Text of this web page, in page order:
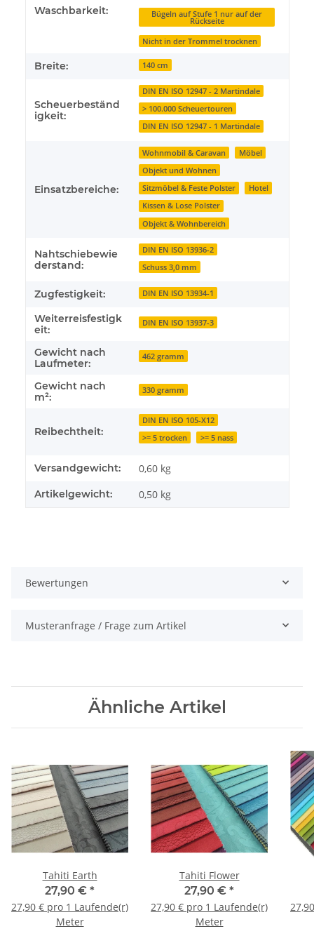
Waschbarkeit: Bügeln auf Stufe 1 nur auf der
Rückseite
Nicht in der Trommel trocknen
Breite: 140 cm
Scheuerbeständ
igkeit:
DIN EN ISO 12947 - 2 Martindale
> 100.000 Scheuertouren
DIN EN ISO 12947 - 1 Martindale
Einsatzbereiche:
Wohnmobil & Caravan
Möbel
Objekt und Wohnen
Sitzmöbel & Feste Polster
Hotel
Kissen & Lose Polster
Objekt & Wohnbereich
Nahtschiebewie
derstand:
DIN EN ISO 13936-2
Schuss 3,0 mm
Zugfestigkeit: DIN EN ISO 13934-1
Weiterreisfestigk
eit:
DIN EN ISO 13937-3
Gewicht nach
Laufmeter:
462 gramm
Gewicht nach
m²:
330 gramm
Reibechtheit:
DIN EN ISO 105-X12
>= 5 trocken
>= 5 nass
Versandgewicht: 0,60 kg
Artikelgewicht: 0,50 kg
Bewertungen
Musteranfrage / Frage zum Artikel
Ähnliche Artikel
Tahiti Earth
27,90 € *
27,90 € pro 1 Laufende(r)
Meter
Tahiti Flower
27,90 € *
27,90 € pro 1 Laufende(r)
Meter